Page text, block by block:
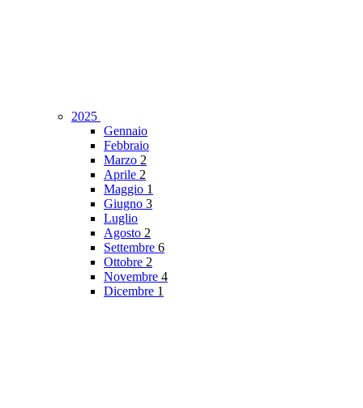
2025
Gennaio
Febbraio
Marzo 2
Aprile 2
Maggio 1
Giugno 3
Luglio
Agosto 2
Settembre 6
Ottobre 2
Novembre 4
Dicembre 1